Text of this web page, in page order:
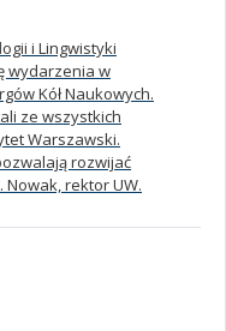
i Lingwistyki
wydarzenia w
Kół Naukowych.
ze wszystkich
Warszawski.
rozwijać
Nowak, rektor UW.